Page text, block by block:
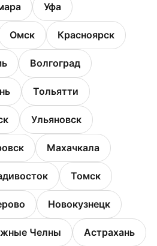
Уфа
Омск Красноярск
Волгоград
Тольятти
Ульяновск
Махачкала
Томск
Новокузнецк
Челны Астрахань